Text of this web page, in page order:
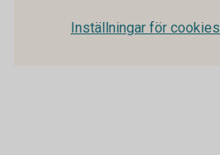
Inställningar för cookies